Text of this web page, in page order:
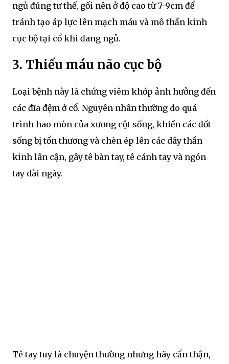
ngủ đúng tư thế, gối nên ở độ cao từ 7-9cm để
tránh tạo áp lực lên mạch máu và mô thần kinh
cục bộ tại cổ khi đang ngủ.
3. Thiếu máu não cục bộ
Loại bệnh này là chứng viêm khớp ảnh hưởng đến
các đĩa đệm ở cổ. Nguyên nhân thường do quá
trình hao mòn của xương cột sống, khiến các đốt
sống bị tổn thương và chèn ép lên các dây thần
kinh lân cận, gây tê bàn tay, tê cánh tay và ngón
tay dài ngày.
Tê tay tuy là chuyện thường nhưng hãy cẩn thận,